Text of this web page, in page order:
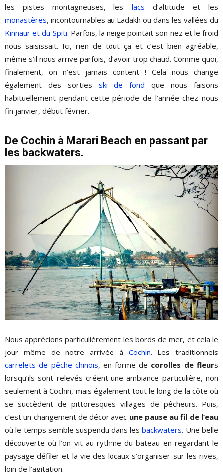
les pistes montagneuses, les lacs d’altitude et les
monastères, incontournables au Ladakh ou dans les vallées du
Kinnaur et du Spiti. Parfois, la neige pointait son nez et le froid
nous saisissait. Ici, rien de tout ça et c’est bien agréable,
même s’il nous arrive parfois, d’avoir trop chaud. Comme quoi,
finalement, on n’est jamais content ! Cela nous change
également des sorties ski de fond que nous faisons
habituellement pendant cette période de l’année chez nous
fin janvier, début février.
De Cochin à Marari Beach en passant par
les backwaters.
Nous apprécions particulièrement les bords de mer, et cela le
jour même de notre arrivée à Cochin. Les traditionnels
carrelets de pêche chinois, en forme de corolles de fleurs
lorsqu’ils sont relevés créent une ambiance particulière, non
seulement à Cochin, mais également tout le long de la côte où
se succèdent de pittoresques villages de pêcheurs. Puis,
c’est un changement de décor avec une pause au fil de l’eau
où le temps semble suspendu dans lesbackwaters. Une belle
découverte où l’on vit au rythme du bateau en regardant le
paysage défiler et la vie des locaux s’organiser sur les rives,
loin de l’agitation.